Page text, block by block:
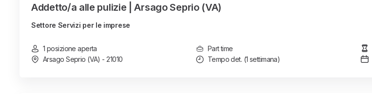
Addetto/a alle pulizie | Arsago Seprio (VA)
Settore Servizi per le imprese
1 posizione aperta
Arsago Seprio (VA) - 21010
Part time
Tempo det. (1 settimana)